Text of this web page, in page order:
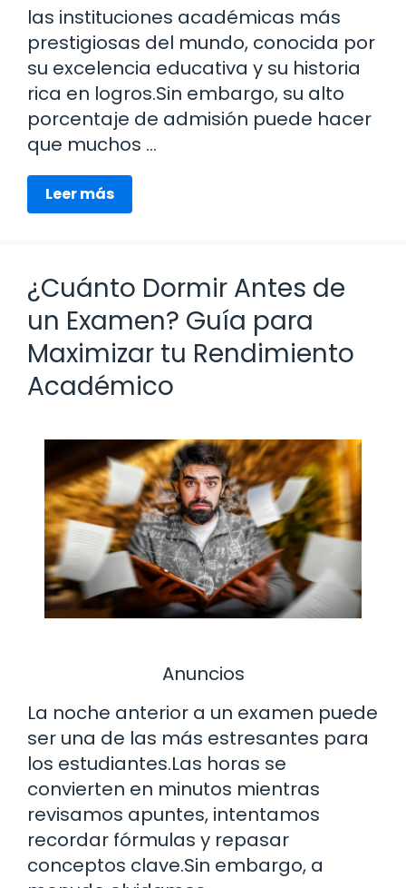
las instituciones académicas más
prestigiosas del mundo, conocida por
su excelencia educativa y su historia
rica en logros.Sin embargo, su alto
porcentaje de admisión puede hacer
que muchos …
Leer más
¿Cuánto Dormir Antes de
un Examen? Guía para
Maximizar tu Rendimiento
Académico
Anuncios
La noche anterior a un examen puede
ser una de las más estresantes para
los estudiantes.Las horas se
convierten en minutos mientras
revisamos apuntes, intentamos
recordar fórmulas y repasar
conceptos clave.Sin embargo, a